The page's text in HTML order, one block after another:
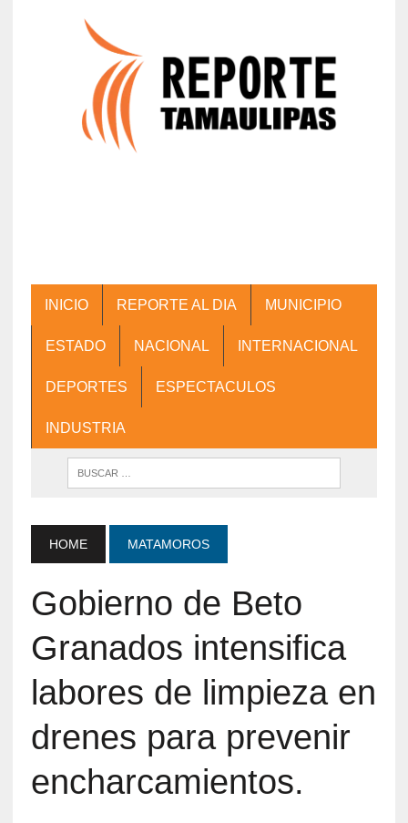
INICIO REPORTE AL DIA MUNICIPIO
ESTADO NACIONAL INTERNACIONAL
DEPORTES ESPECTACULOS
INDUSTRIA
HOME MATAMOROS
Gobierno de Beto
Granados intensifica
labores de limpieza en
drenes para prevenir
encharcamientos.